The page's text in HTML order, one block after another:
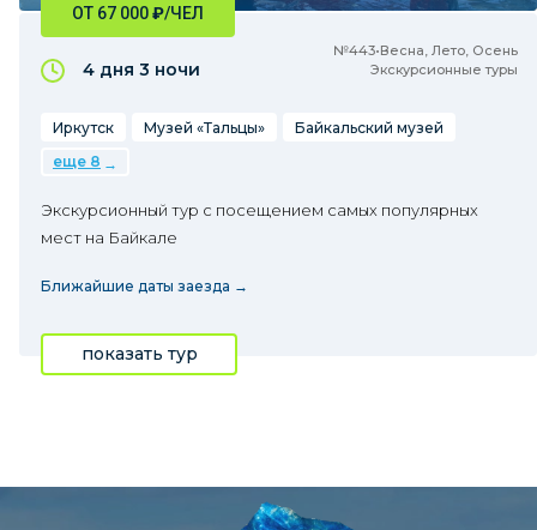
№443•Весна, Лето, Осень
Экскурсионные туры
ОТ 67 000₽/ЧЕЛ
4 дня 3 ночи
Иркутск Музей «Тальцы»
Байкальский музей
еще 8
Экскурсионный тур с посещением самых популярных
мест на Байкале
Ближайшие даты заезда →
показать тур